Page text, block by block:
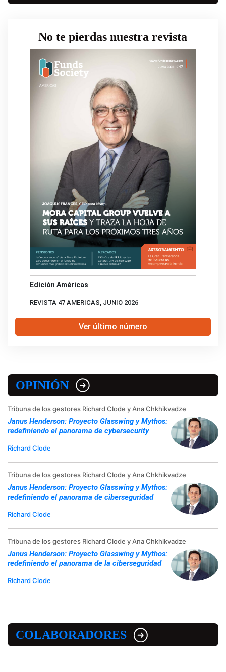
No te pierdas nuestra revista
Edición Américas
REVISTA 47 AMERICAS, JUNIO 2026
Ver último número
OPINIÓN
Tribuna de los gestores Richard Clode y Ana Chkhikvadze
Janus Henderson: Proyecto Glasswing y Mythos:
redefiniendo el panorama de cybersecurity
Richard Clode
Tribuna de los gestores Richard Clode y Ana Chkhikvadze
Janus Henderson: Proyecto Glasswing y Mythos:
redefiniendo el panorama de ciberseguridad
Richard Clode
Tribuna de los gestores Richard Clode y Ana Chkhikvadze
Janus Henderson: Proyecto Glasswing y Mythos:
redefiniendo el panorama de la ciberseguridad
Richard Clode
COLABORADORES